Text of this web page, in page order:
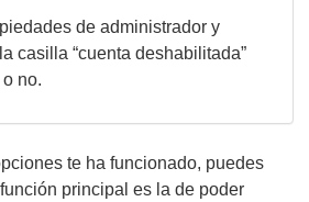
de administrador y
casilla “cuenta deshabilitada”
no.
te ha funcionado, puedes
principal es la de poder